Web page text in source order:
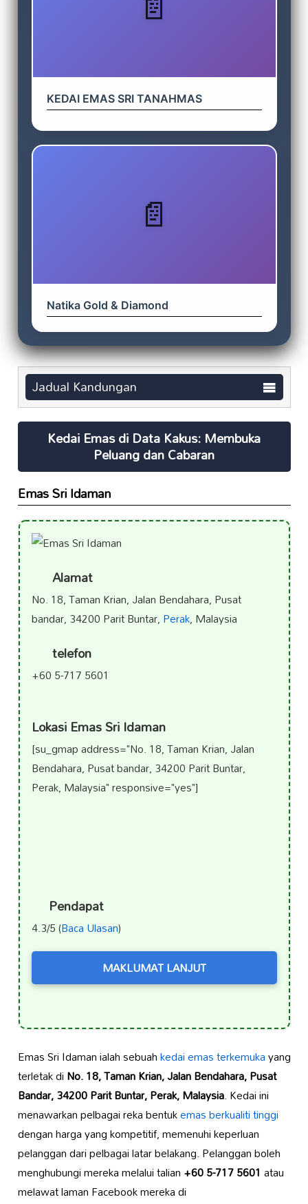
KEDAI EMAS SRI TANAHMAS
Natika Gold & Diamond
Jadual Kandungan
Kedai Emas di Data Kakus: Membuka
Peluang dan Cabaran
Emas Sri Idaman
Alamat
No. 18, Taman Krian, Jalan Bendahara, Pusat
bandar, 34200 Parit Buntar,Perak, Malaysia
telefon
+60 5-717 5601
Lokasi Emas Sri Idaman
[su_gmap address="No. 18, Taman Krian, Jalan
Bendahara, Pusat bandar, 34200 Parit Buntar,
Perak, Malaysia" responsive="yes"]
Pendapat
4.3/5 (Baca Ulasan)
MAKLUMAT LANJUT
Emas Sri Idaman ialah sebuahkedai emas terkemukayang
terletak diNo. 18, Taman Krian, Jalan Bendahara, Pusat
Bandar, 34200 Parit Buntar, Perak, Malaysia. Kedai ini
menawarkan pelbagai reka bentukemas berkualiti tinggi
dengan harga yang kompetitif, memenuhi keperluan
pelanggan dari pelbagai latar belakang. Pelanggan boleh
menghubungi mereka melalui talian+60 5-717 5601 atau
melawat laman Facebook mereka di